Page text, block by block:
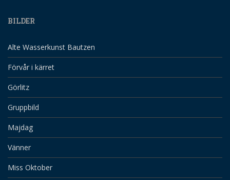
BILDER
Alte Wasserkunst Bautzen
Förvår i kärret
Görlitz
Gruppbild
Majdag
Vänner
Miss Oktober